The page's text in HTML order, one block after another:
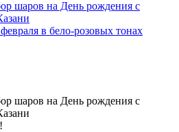
в бело-розовых тонах